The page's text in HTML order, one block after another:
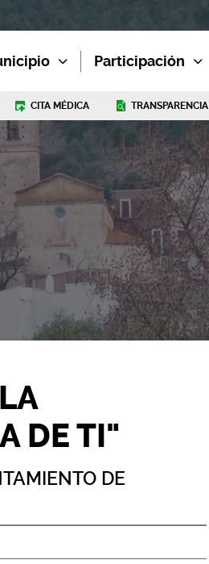
Participación
CITA MÉDICA TRANSPARENCIA
DE TI"
DE